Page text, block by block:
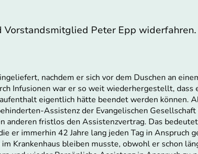
Peter Epp widerfahren.
nachdem er sich vor dem Duschen an
Infusionen war er so weit wiederhergestellt, dass
eigentlich hätte beendet werden können.
Assistenz der Evangelischen
anderen fristlos den Assistenzvertrag. Das
er immerhin 42 Jahre lang jeden Tag in Anspruch
Krankenhaus bleiben musste, obwohl er schon